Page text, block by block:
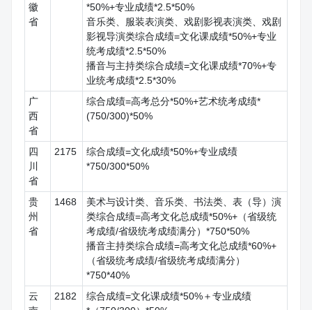
徽
省
*50%+专业成绩*2.5*50%
音乐类、服装表演类、戏剧影视表演类、戏剧
影视导演类综合成绩=文化课成绩*50%+专业
统考成绩*2.5*50%
播音与主持类综合成绩=文化课成绩*70%+专
业统考成绩*2.5*30%
广
西
省
综合成绩=高考总分*50%+艺术统考成绩*
(750/300)*50%
四
川
省
2175
综合成绩=文化成绩*50%+专业成绩
*750/300*50%
贵
州
省
1468
美术与设计类、音乐类、书法类、表（导）演
类综合成绩=高考文化总成绩*50%+（省级统
考成绩/省级统考成绩满分）*750*50%
播音主持类综合成绩=高考文化总成绩*60%+
（省级统考成绩/省级统考成绩满分）
*750*40%
云
2182
综合成绩=文化课成绩*50%＋专业成绩